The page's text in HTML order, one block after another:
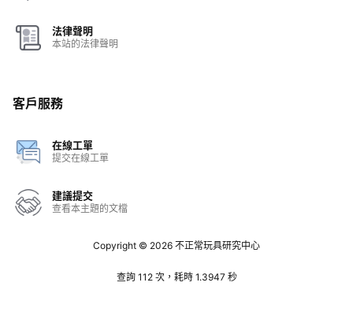
法律聲明
本站的法律聲明
客戶服務
在線工單
提交在線工單
建議提交
查看本主題的文檔
Copyright © 2026 不正常玩具研究中心
查詢 112 次，耗時 1.3947 秒